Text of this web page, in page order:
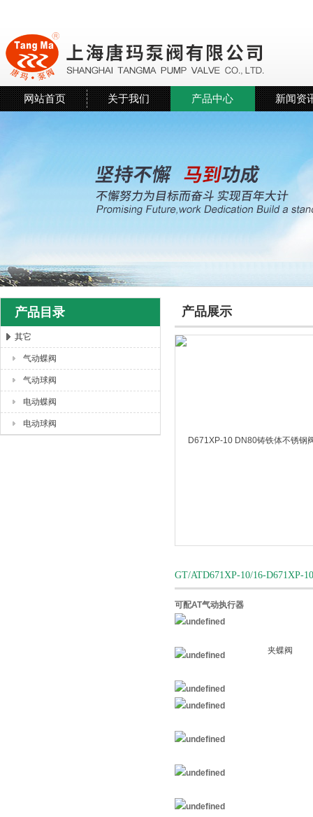
上海唐玛泵阀有限公司
网站首页 关于我们 产品中心 新闻资
产品目录
其它
气动蝶阀
气动球阀
电动蝶阀
电动球阀
产品展示
GT/ATD671XP-10/16-D671XP-
可配AT气动执行器